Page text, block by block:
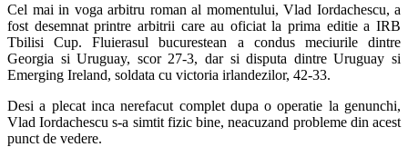
Cel mai in voga arbitru roman al momentului, Vlad Iordachescu, a
fost desemnat printre arbitrii care au oficiat la prima editie a IRB
Tbilisi Cup. Fluierasul bucurestean a condus meciurile dintre
Georgia si Uruguay, scor 27-3, dar si disputa dintre Uruguay si
Emerging Ireland, soldata cu victoria irlandezilor, 42-33.
Desi a plecat inca nerefacut complet dupa o operatie la genunchi,
Vlad Iordachescu s-a simtit fizic bine, neacuzand probleme din acest
punct de vedere.